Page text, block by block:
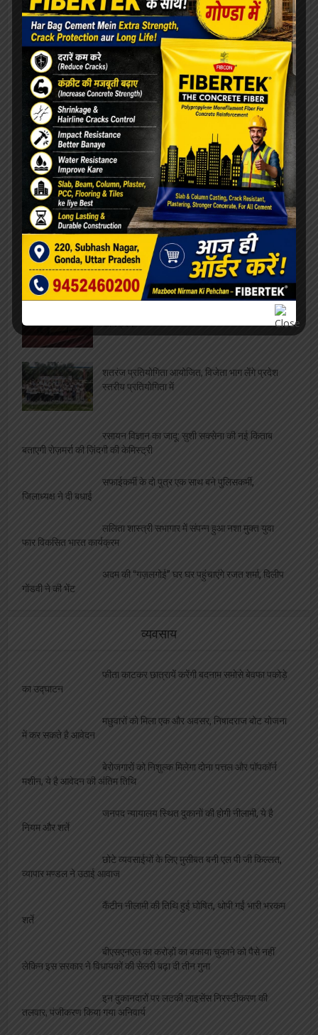
खेल
ओरिएंटेशन डे का भब्य आयोजन, छात्राओं को
महाविद्यालय से कराया गया परिचित
सफाईकर्मियों की समस्याओं को लेकर डीपीआरओ से मिले
जिलाध्यक्ष, निराकरण का मिला आश्वासन
रेलवे बोर्ड अध्यक्ष को मिला कार्यकाल विस्तार, परामर्श
दात्री समिति सदस्य पंकज श्रीवास्तव ने दी शुभकामनायें
विश्वनाथ मंदिर पर दलालों का कब्ज़ा, VIP दर्शन के नाम
पर महिला से वसूले 4000, वीडियो वायरल
कार्यक्रम
शतरंज प्रतियोगिता आयोजित, विजेता भाग लेंगे प्रदेश
स्तरीय प्रतियोगिता में
रसायन विज्ञान का जादू: सुशी सक्सेना की नई किताब
बताएगी रोज़मर्रा की ज़िंदगी की केमिस्ट्री
सफाईकर्मी के दो पुत्र एक साथ बने पुलिसकर्मी,
जिलाध्यक्ष ने दी बधाई
ललिता शास्त्री सभागार में संपन्न हुआ नशा मुक्त युवा
फार विकसित भारत कार्यक्रम
अदम की “गज़लगोई” घर घर पहुंचाएंगे रजत शर्मा, दिलीप
गोंडवी ने की भेंट
व्यवसाय
फीता काटकर छात्रायें करेंगी बदनाम समोसे बेवफा पकोड़े
का उद्घाटन
मछुवारों को मिला एक और अवसर, निषादराज बोट योजना
में कर सकते है आवेदन
बेरोजगारों को निशुल्क मिलेगा दोना पत्तल और पॉपकॉर्न
मशीन, ये है आवेदन की अंतिम तिथि
जनपद न्यायालय स्थित दुकानों की होगी नीलामी, ये है
नियम और शर्ते
छोटे व्यवसाईयों के लिए मुसीबत बनी एल पी जी किल्लत,
व्यापार मण्डल ने उठाई आवाज
कैंटीन नीलामी की तिथि हुई घोषित, थोपी गईं भारी भरकम
शर्ते
बीएसएनएल का करोड़ों का बकाया चुकाने को पैसे नहीं
लेकिन इस सरकार ने विधायकों की सेलरी बढ़ा दी तीन गुना
इन दुकानदारों पर लटकी लाइसेंस निरस्टीकरण की
तलवार, पंजीकरण किया गया अनिवार्य